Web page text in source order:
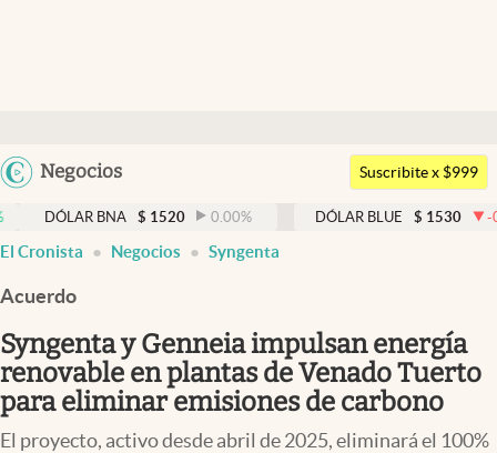
Argentina
Uruguay
Negocios
Members
Economía y Política
Finanzas y Mercados
Mercados Online
Negocios
Columnistas
Suscribite x $999
BNA $ 1520 0.00% DÓLAR BLUE $ 1530 -0.65%
El Cronista Negocios Syngenta
Acuerdo
Syngenta y Genneia impulsan energía
renovable en plantas de Venado Tuerto
para eliminar emisiones de carbono
El proyecto, activo desde abril de 2025, eliminará el 100%